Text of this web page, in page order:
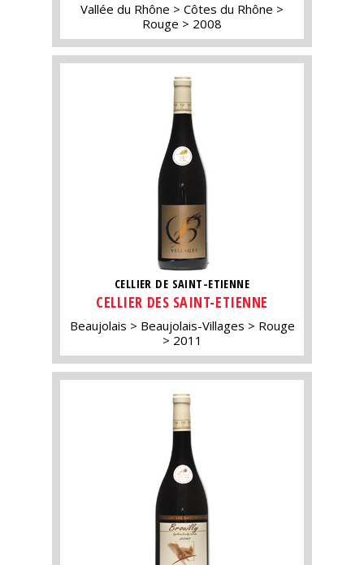
Vallée du Rhône
Côtes du Rhône
Rouge
2008
CELLIER DE SAINT-ETIENNE
CELLIER DES SAINT-ETIENNE
Beaujolais Beaujolais-Villages
Rouge
2011